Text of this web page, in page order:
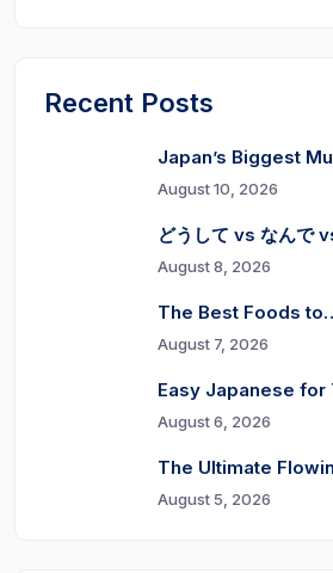
Recent Posts
Japan’s Biggest
August 10, 2026
どうして vs なんで
August 8, 2026
The Best Foods
August 7, 2026
Easy Japanese for
August 6, 2026
The Ultimate
August 5, 2026